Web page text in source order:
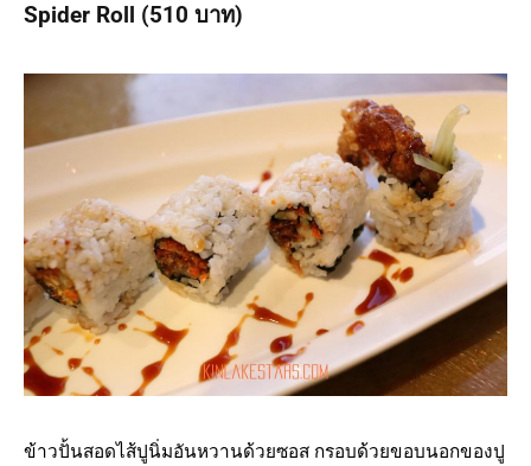
Spider Roll (510 บาท)
ข้าวปั้นสอดไส้ปูนิ่มอันหวานด้วยซอส กรอบด้วยขอบนอกของปู